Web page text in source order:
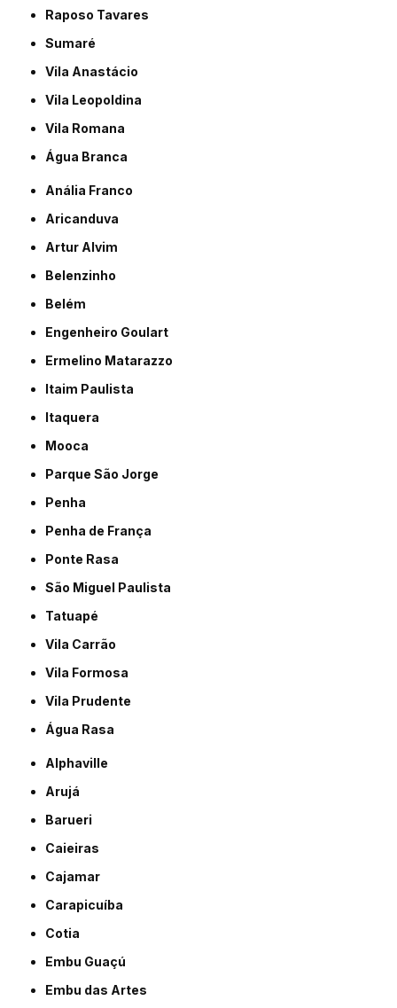
Raposo Tavares
Sumaré
Vila Anastácio
Vila Leopoldina
Vila Romana
Água Branca
Anália Franco
Aricanduva
Artur Alvim
Belenzinho
Belém
Engenheiro Goulart
Ermelino Matarazzo
Itaim Paulista
Itaquera
Mooca
Parque São Jorge
Penha
Penha de França
Ponte Rasa
São Miguel Paulista
Tatuapé
Vila Carrão
Vila Formosa
Vila Prudente
Água Rasa
Alphaville
Arujá
Barueri
Caieiras
Cajamar
Carapicuíba
Cotia
Embu Guaçú
Embu das Artes